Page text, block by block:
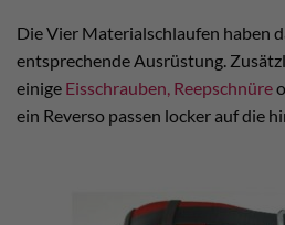
Die Vier Materialschlaufen haben
entsprechende Ausrüstung.
einige Eisschrauben, Reepschnüre
ein Reverso passen locker auf die